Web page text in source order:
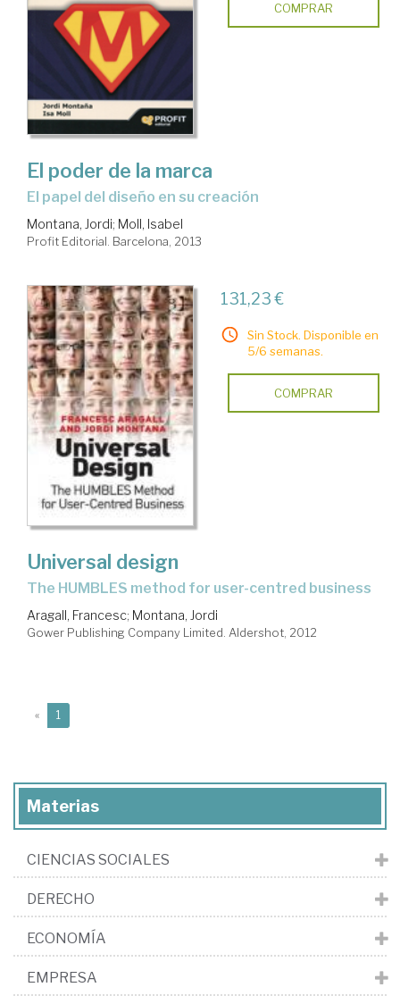
COMPRAR
El poder de la marca
el papel del diseño en su creación
Montana, Jordi; Moll, Isabel
Profit Editorial. Barcelona, 2013
131,23 €
Sin Stock. Disponible en
5/6 semanas.
COMPRAR
Universal design
the HUMBLES method for user-centred business
Aragall, Francesc; Montana, Jordi
Gower Publishing Company Limited. Aldershot, 2012
« 1
Materias
CIENCIAS SOCIALES
DERECHO
ECONOMÍA
EMPRESA